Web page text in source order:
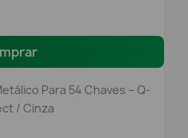
Para 54 Chaves – Q-
/ Cinza